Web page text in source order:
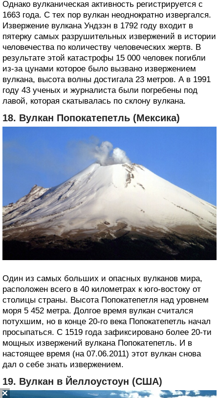
Однако вулканическая активность регистрируется с
1663 года. С тех пор вулкан неоднократно извергался.
Извержение вулкана Ундзэн в 1792 году входит в
пятерку самых разрушительных извержений в истории
человечества по количеству человеческих жертв. В
результате этой катастрофы 15 000 человек погибли
из-за цунами которое было вызвано извержением
вулкана, высота волны достигала 23 метров. А в 1991
году 43 ученых и журналиста были погребены под
лавой, которая скатывалась по склону вулкана.
18. Вулкан Попокатепетль (Мексика)
Один из самых больших и опасных вулканов мира,
расположен всего в 40 километрах к юго-востоку от
столицы страны. Высота Попокатепетля над уровнем
моря 5 452 метра. Долгое время вулкан считался
потухшим, но в конце 20-го века Попокатепетль начал
просыпаться. С 1519 года зафиксировано более 20-ти
мощных извержений вулкана Попокатепетль. И в
настоящее время (на 07.06.2011) этот вулкан снова
дал о себе знать извержением.
19. Вулкан в Йеллоустоун (США)